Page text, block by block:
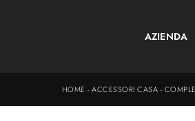
AZIENDA
HOME -ACCESSORI CASA -